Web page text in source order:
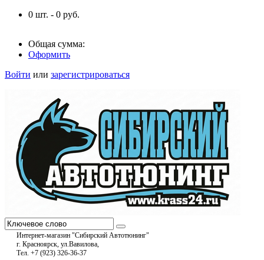
0 шт. - 0 руб.
Общая сумма:
Оформить
Войти или зарегистрироваться
Интернет-магазин "Сибирский Автотюнинг"
г. Красноярск, ул.Вавилова,
Тел. +7 (923) 326-36-37